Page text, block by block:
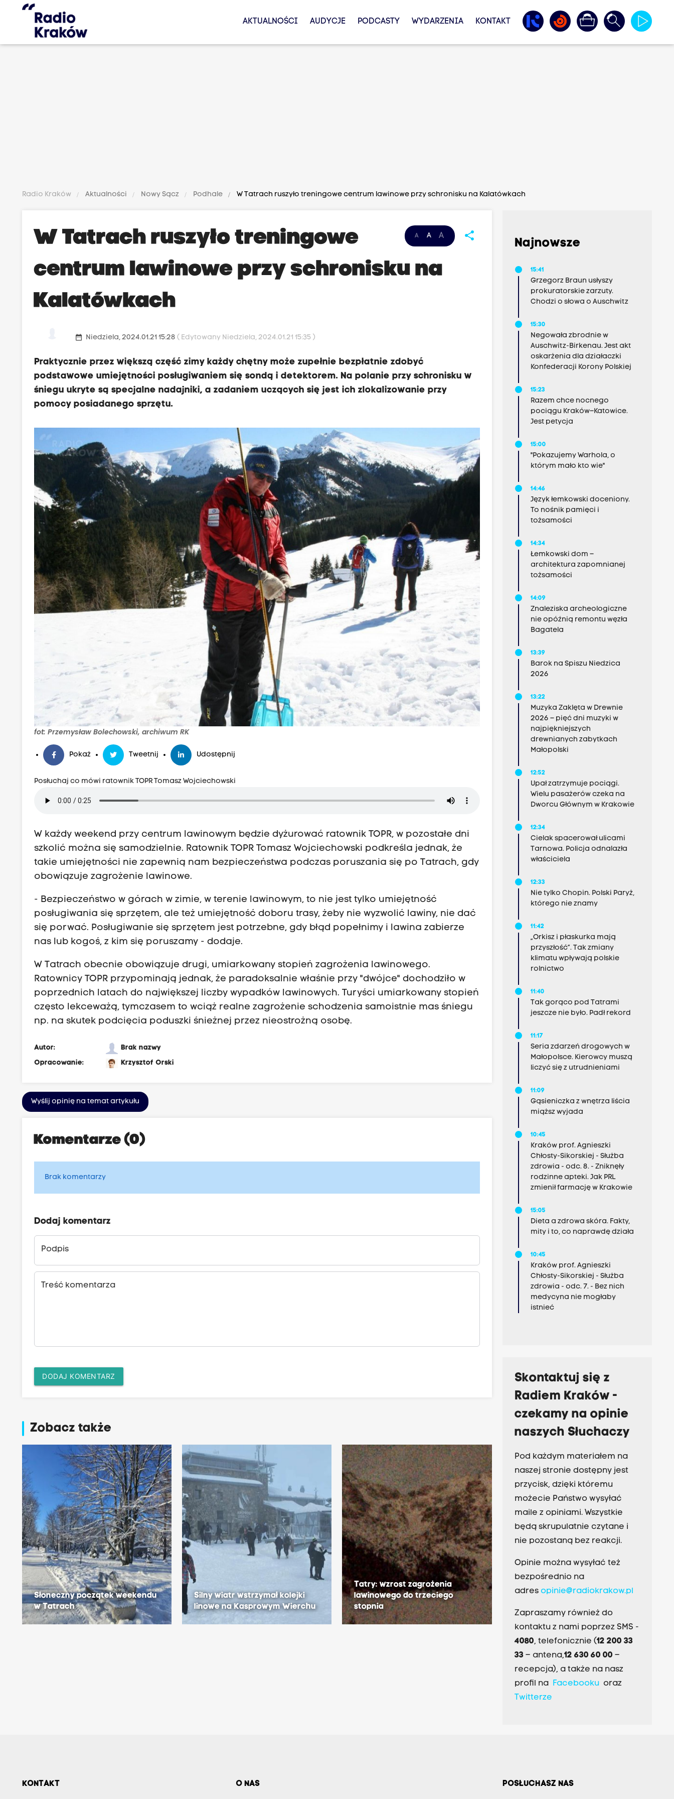
AKTUALNOŚCI AUDYCJE PODCASTY WYDARZENIA KONTAKT
Radio Kraków Aktualności Nowy Sącz Podhale W Tatrach ruszyło treningowe centrum lawinowe przy schronisku na Kalatówkach
A A A share
W Tatrach ruszyło treningowe
centrum lawinowe przy schronisku na
Kalatówkach
date_range Niedziela, 2024.01.21 15:28( Edytowany Niedziela, 2024.01.21 15:35 )
Praktycznie przez większą część zimy każdy chętny może zupełnie bezpłatnie zdobyć
podstawowe umiejętności posługiwaniem się sondą i detektorem. Na polanie przy schronisku w
śniegu ukryte są specjalne nadajniki, a zadaniem uczących się jest ich zlokalizowanie przy
pomocy posiadanego sprzętu.
fot: Przemysław Bolechowski, archiwum RK
Pokaż Tweetnij Udostępnij
Posłuchaj co mówi ratownik TOPR Tomasz Wojciechowski
W każdy weekend przy centrum lawinowym będzie dyżurować ratownik TOPR, w pozostałe dni
szkolić można się samodzielnie. Ratownik TOPR Tomasz Wojciechowski podkreśla jednak, że
takie umiejętności nie zapewnią nam bezpieczeństwa podczas poruszania się po Tatrach, gdy
obowiązuje zagrożenie lawinowe.
- Bezpieczeństwo w górach w zimie, w terenie lawinowym, to nie jest tylko umiejętność
posługiwania się sprzętem, ale też umiejętność doboru trasy, żeby nie wyzwolić lawiny, nie dać
się porwać. Posługiwanie się sprzętem jest potrzebne, gdy błąd popełnimy i lawina zabierze
nas lub kogoś, z kim się poruszamy - dodaje.
W Tatrach obecnie obowiązuje drugi, umiarkowany stopień zagrożenia lawinowego.
Ratownicy TOPR przypominają jednak, że paradoksalnie właśnie przy "dwójce" dochodziło w
poprzednich latach do największej liczby wypadków lawinowych. Turyści umiarkowany stopień
często lekceważą, tymczasem to wciąż realne zagrożenie schodzenia samoistnie mas śniegu
np. na skutek podcięcia poduszki śnieżnej przez nieostrożną osobę.
Autor:
Brak nazwy
Opracowanie:
Krzysztof Orski
Wyślij opinię na temat artykułu
Komentarze (0)
Brak komentarzy
Dodaj komentarz
Podpis
Treść komentarza
DODAJ KOMENTARZ
Zobacz także
Słoneczny początek weekendu
w Tatrach
Silny wiatr wstrzymał kolejki
linowe na Kasprowym Wierchu
Tatry: wzrost zagrożenia
lawinowego do trzeciego
stopnia
Najnowsze
15:41
Grzegorz Braun usłyszy
prokuratorskie zarzuty.
Chodzi o słowa o Auschwitz
15:30
Negowała zbrodnie w
Auschwitz-Birkenau. Jest akt
oskarżenia dla działaczki
Konfederacji Korony Polskiej
15:23
Razem chce nocnego
pociągu Kraków–Katowice.
Jest petycja
15:00
"Pokazujemy Warhola, o
którym mało kto wie"
14:46
Język łemkowski doceniony.
To nośnik pamięci i
tożsamości
14:34
Łemkowski dom –
architektura zapomnianej
tożsamości
14:09
Znaleziska archeologiczne
nie opóźnią remontu węzła
Bagatela
13:39
Barok na Spiszu Niedzica
2026
13:22
Muzyka Zaklęta w Drewnie
2026 – pięć dni muzyki w
najpiękniejszych
drewnianych zabytkach
Małopolski
12:52
Upał zatrzymuje pociągi.
Wielu pasażerów czeka na
Dworcu Głównym w Krakowie
12:34
Cielak spacerował ulicami
Tarnowa. Policja odnalazła
właściciela
12:33
Nie tylko Chopin. Polski Paryż,
którego nie znamy
11:42
„Orkisz i płaskurka mają
przyszłość”. Tak zmiany
klimatu wpływają polskie
rolnictwo
11:40
Tak gorąco pod Tatrami
jeszcze nie było. Padł rekord
11:17
Seria zdarzeń drogowych w
Małopolsce. Kierowcy muszą
liczyć się z utrudnieniami
11:09
Gąsieniczka z wnętrza liścia
miąższ wyjada
10:45
Kraków prof. Agnieszki
Chłosty-Sikorskiej - Służba
zdrowia - odc. 8. - Zniknęły
rodzinne apteki. Jak PRL
zmienił farmację w Krakowie
15:05
Dieta a zdrowa skóra. Fakty,
mity i to, co naprawdę działa
10:45
Kraków prof. Agnieszki
Chłosty-Sikorskiej - Służba
zdrowia - odc. 7. - Bez nich
medycyna nie mogłaby
istnieć
Skontaktuj się z
Radiem Kraków -
czekamy na opinie
naszych Słuchaczy
Pod każdym materiałem na
naszej stronie dostępny jest
przycisk, dzięki któremu
możecie Państwo wysyłać
maile z opiniami. Wszystkie
będą skrupulatnie czytane i
nie pozostaną bez reakcji.
Opinie można wysyłać też
bezpośrednio na
adres opinie@radiokrakow.pl
Zapraszamy również do
kontaktu z nami poprzez SMS -
4080, telefonicznie (12 200 33
33– antena,12 630 60 00 –
recepcja), a także na nasz
profil na Facebookuoraz
Twitterze
KONTAKT O NAS POSŁUCHASZ NAS